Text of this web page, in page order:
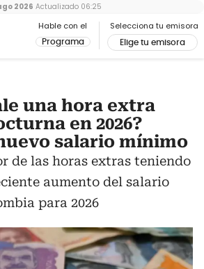
Hable con el
Programa
Selecciona tu emisora
Elige tu emisora
2026 Actualizado 06:25
una hora extra
en 2026?
salario mínimo
de las horas extras teniendo
aumento del salario
para 2026